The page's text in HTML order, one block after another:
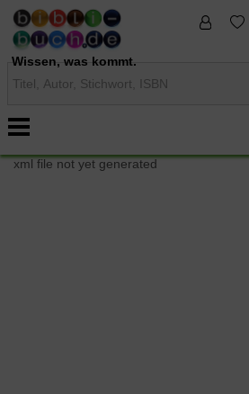
Wissen, was kommt.
fremdsprachige
Bücher
xml file not yet generated